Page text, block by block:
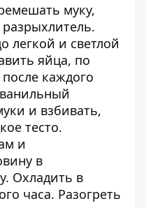
муку,
легкой и светлой
яйца, по
каждого
и взбивать,
тесто.
и
в
Охладить в
часа. Разогреть